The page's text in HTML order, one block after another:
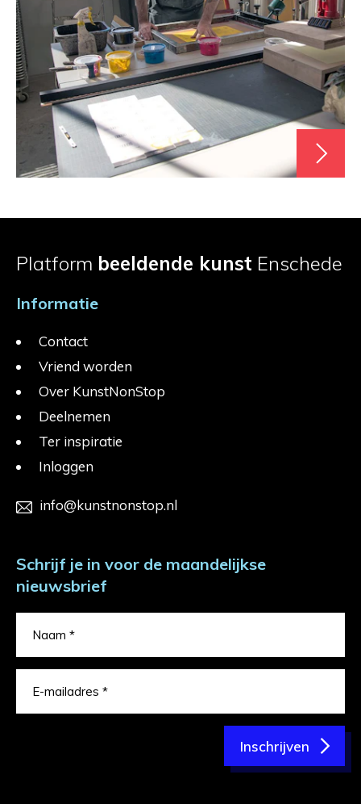
Platform beeldende kunst Enschede
Informatie
Contact
Vriend worden
Over KunstNonStop
Deelnemen
Ter inspiratie
Inloggen
info@kunstnonstop.nl
Schrijf je in voor de maandelijkse
nieuwsbrief
Inschrijven